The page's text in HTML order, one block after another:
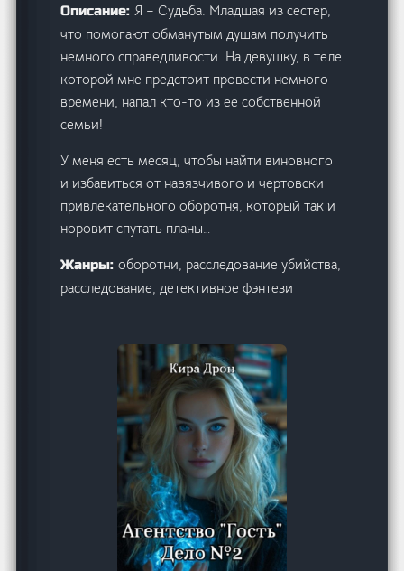
Описание:Я – Судьба. Младшая из сестер,
что помогают обманутым душам получить
немного справедливости. На девушку, в теле
которой мне предстоит провести немного
времени, напал кто-то из ее собственной
семьи!
У меня есть месяц, чтобы найти виновного
и избавиться от навязчивого и чертовски
привлекательного оборотня, который так и
норовит спутать планы…
Жанры:оборотни, расследование убийства,
расследование, детективное фэнтези